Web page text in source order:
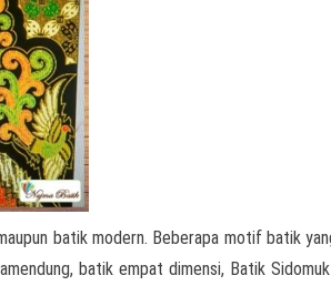
batik modern. Beberapa motif batik
batik empat dimensi, Batik